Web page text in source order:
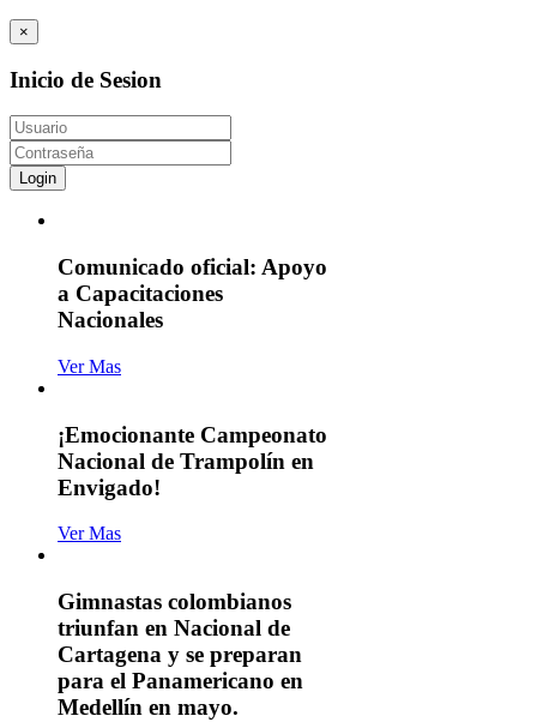
×
Inicio de Sesion
Login
Comunicado oficial: Apoyo
a Capacitaciones
Nacionales
Ver Mas
¡Emocionante Campeonato
Nacional de Trampolín en
Envigado!
Ver Mas
Gimnastas colombianos
triunfan en Nacional de
Cartagena y se preparan
para el Panamericano en
Medellín en mayo.